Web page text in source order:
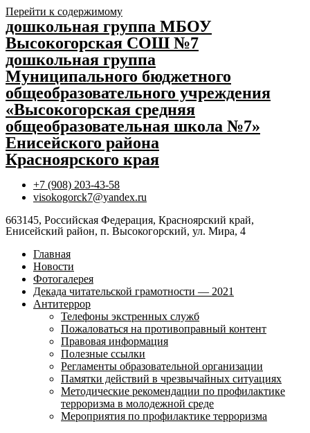
Перейти к содержимому
дошкольная группа МБОУ
Высокогорская СОШ №7
дошкольная группа
Муниципального бюджетного
общеобразовательного учреждения
«Высокогорская средняя
общеобразовательная школа №7»
Енисейского района
Красноярского края
+7 (908) 203-43-58
visokogorck7@yandex.ru
663145, Российская Федерация, Красноярский край,
Енисейский район, п. Высокогорский, ул. Мира, 4
Главная
Новости
Фотогалерея
Декада читательской грамотности — 2021
Антитеррор
Телефоны экстренных служб
Пожаловаться на противоправный контент
Правовая информация
Полезные ссылки
Регламенты образовательной организации
Памятки действий в чрезвычайных ситуациях
Методические рекомендации по профилактике
терроризма в молодежной среде
Мероприятия по профилактике терроризма